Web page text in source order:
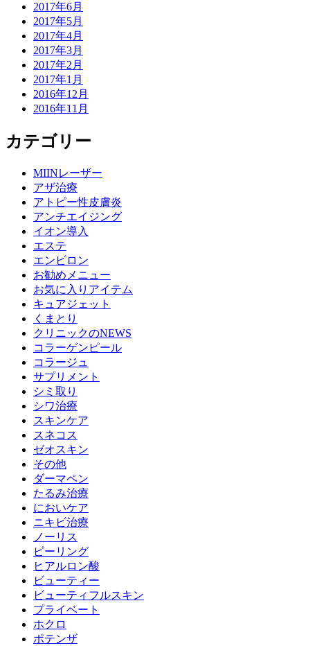
2017年6月
2017年5月
2017年4月
2017年3月
2017年2月
2017年1月
2016年12月
2016年11月
カテゴリー
MIINレーザー
アザ治療
アトピー性皮膚炎
アンチエイジング
イオン導入
エステ
エンビロン
お勧めメニュー
お気に入りアイテム
キュアジェット
くまとり
クリニックのNEWS
コラーゲンピール
コラージュ
サプリメント
シミ取り
シワ治療
スキンケア
スネコス
ゼオスキン
その他
ダーマペン
たるみ治療
においケア
ニキビ治療
ノーリス
ピーリング
ヒアルロン酸
ビューティー
ビューティフルスキン
プライベート
ホクロ
ポテンザ